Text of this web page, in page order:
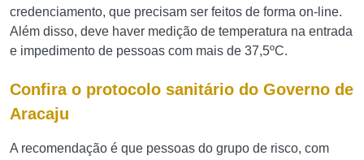
credenciamento, que precisam ser feitos de forma on-line.
Além disso, deve haver medição de temperatura na entrada
e impedimento de pessoas com mais de 37,5ºC.
Confira o protocolo sanitário do Governo de
Aracaju
A recomendação é que pessoas do grupo de risco, com